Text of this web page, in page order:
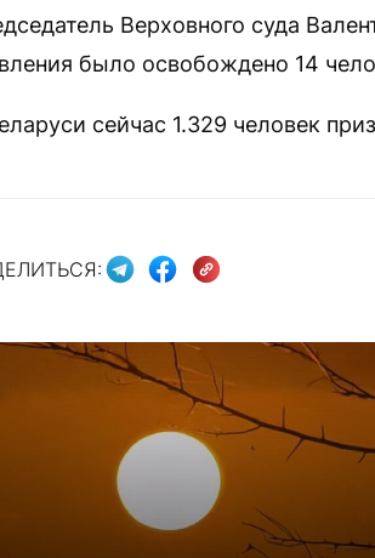
Верховного суда
было освобождено 14
сейчас 1.329 человек